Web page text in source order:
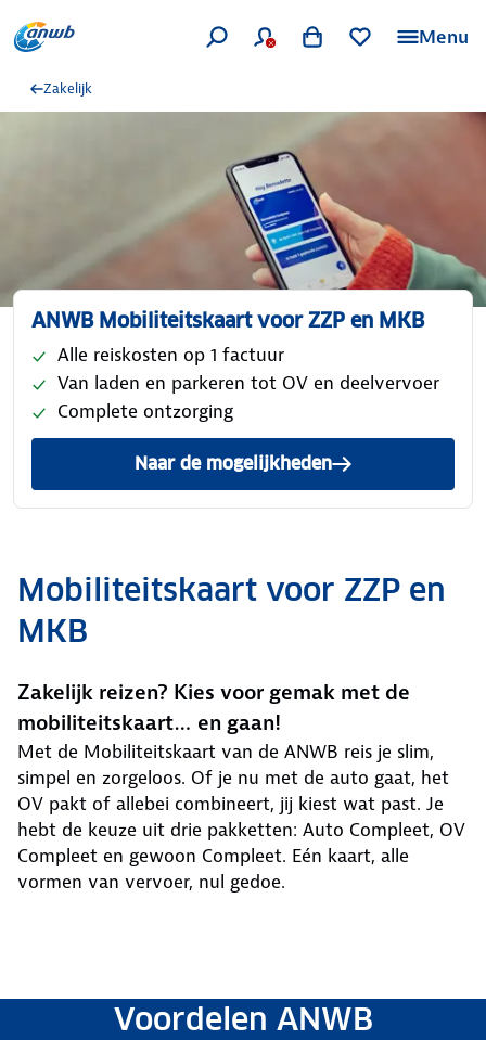
Menu
Zakelijk
ANWB Mobiliteitskaart voor ZZP en MKB
Alle reiskosten op 1 factuur
Van laden en parkeren tot OV en deelvervoer
Complete ontzorging
Naar de mogelijkheden
Mobiliteitskaart voor ZZP en
MKB
Zakelijk reizen? Kies voor gemak met de
mobiliteitskaart… en gaan!
Met de Mobiliteitskaart van de ANWB reis je slim,
simpel en zorgeloos. Of je nu met de auto gaat, het
OV pakt of allebei combineert, jij kiest wat past. Je
hebt de keuze uit drie pakketten: Auto Compleet, OV
Compleet en gewoon Compleet. Eén kaart, alle
vormen van vervoer, nul gedoe.
Voordelen ANWB